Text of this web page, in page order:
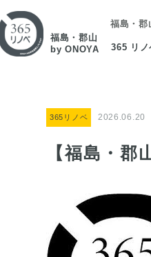
福島・郡山
by ONOYA
福島・郡
365 リノ
365リノベ 2026.06.20
【福島・